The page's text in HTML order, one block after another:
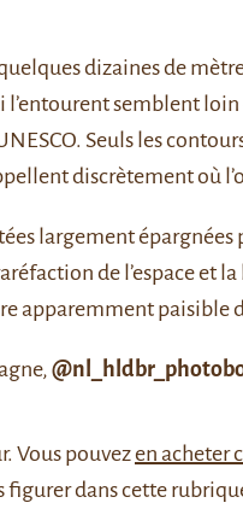
dizaines de
semblent
Seuls les
discrètement où
largement épargnées
de l’espace et
apparemment paisible
. Vous pouvezen acheter
dans cette